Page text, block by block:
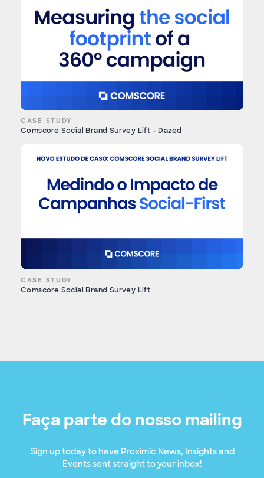
CASE STUDY
Comscore Social Brand Survey Lift - Dazed
CASE STUDY
Comscore Social Brand Survey Lift
Faça parte do nosso mailing
Sign up today to have Proximic News, Insights and
Events sent straight to your inbox!